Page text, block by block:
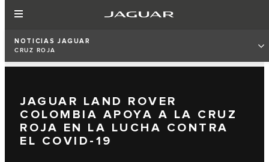
NOTICIAS JAGUAR
CRUZ ROJA
JAGUAR LAND ROVER
COLOMBIA APOYA A LA CRUZ
ROJA EN LA LUCHA CONTRA
EL COVID-19